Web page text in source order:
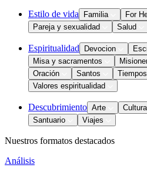
Estilo de vida Familia
For
Pareja y sexualidad
Salud
Espiritualidad Devocion
Misa y sacramentos
Oración
Santos
Valores espiritualidad
Descubrimiento Arte Cultura
Santuario
Viajes
Nuestros formatos destacados
Análisis